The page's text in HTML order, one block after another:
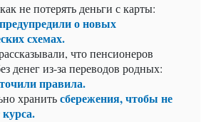
как не потерять деньги с карты:
о новых
схемах.
чтопенсионеров
денег из-за переводов родных:
правила.
хранитьсбережения, чтобы не
курса.